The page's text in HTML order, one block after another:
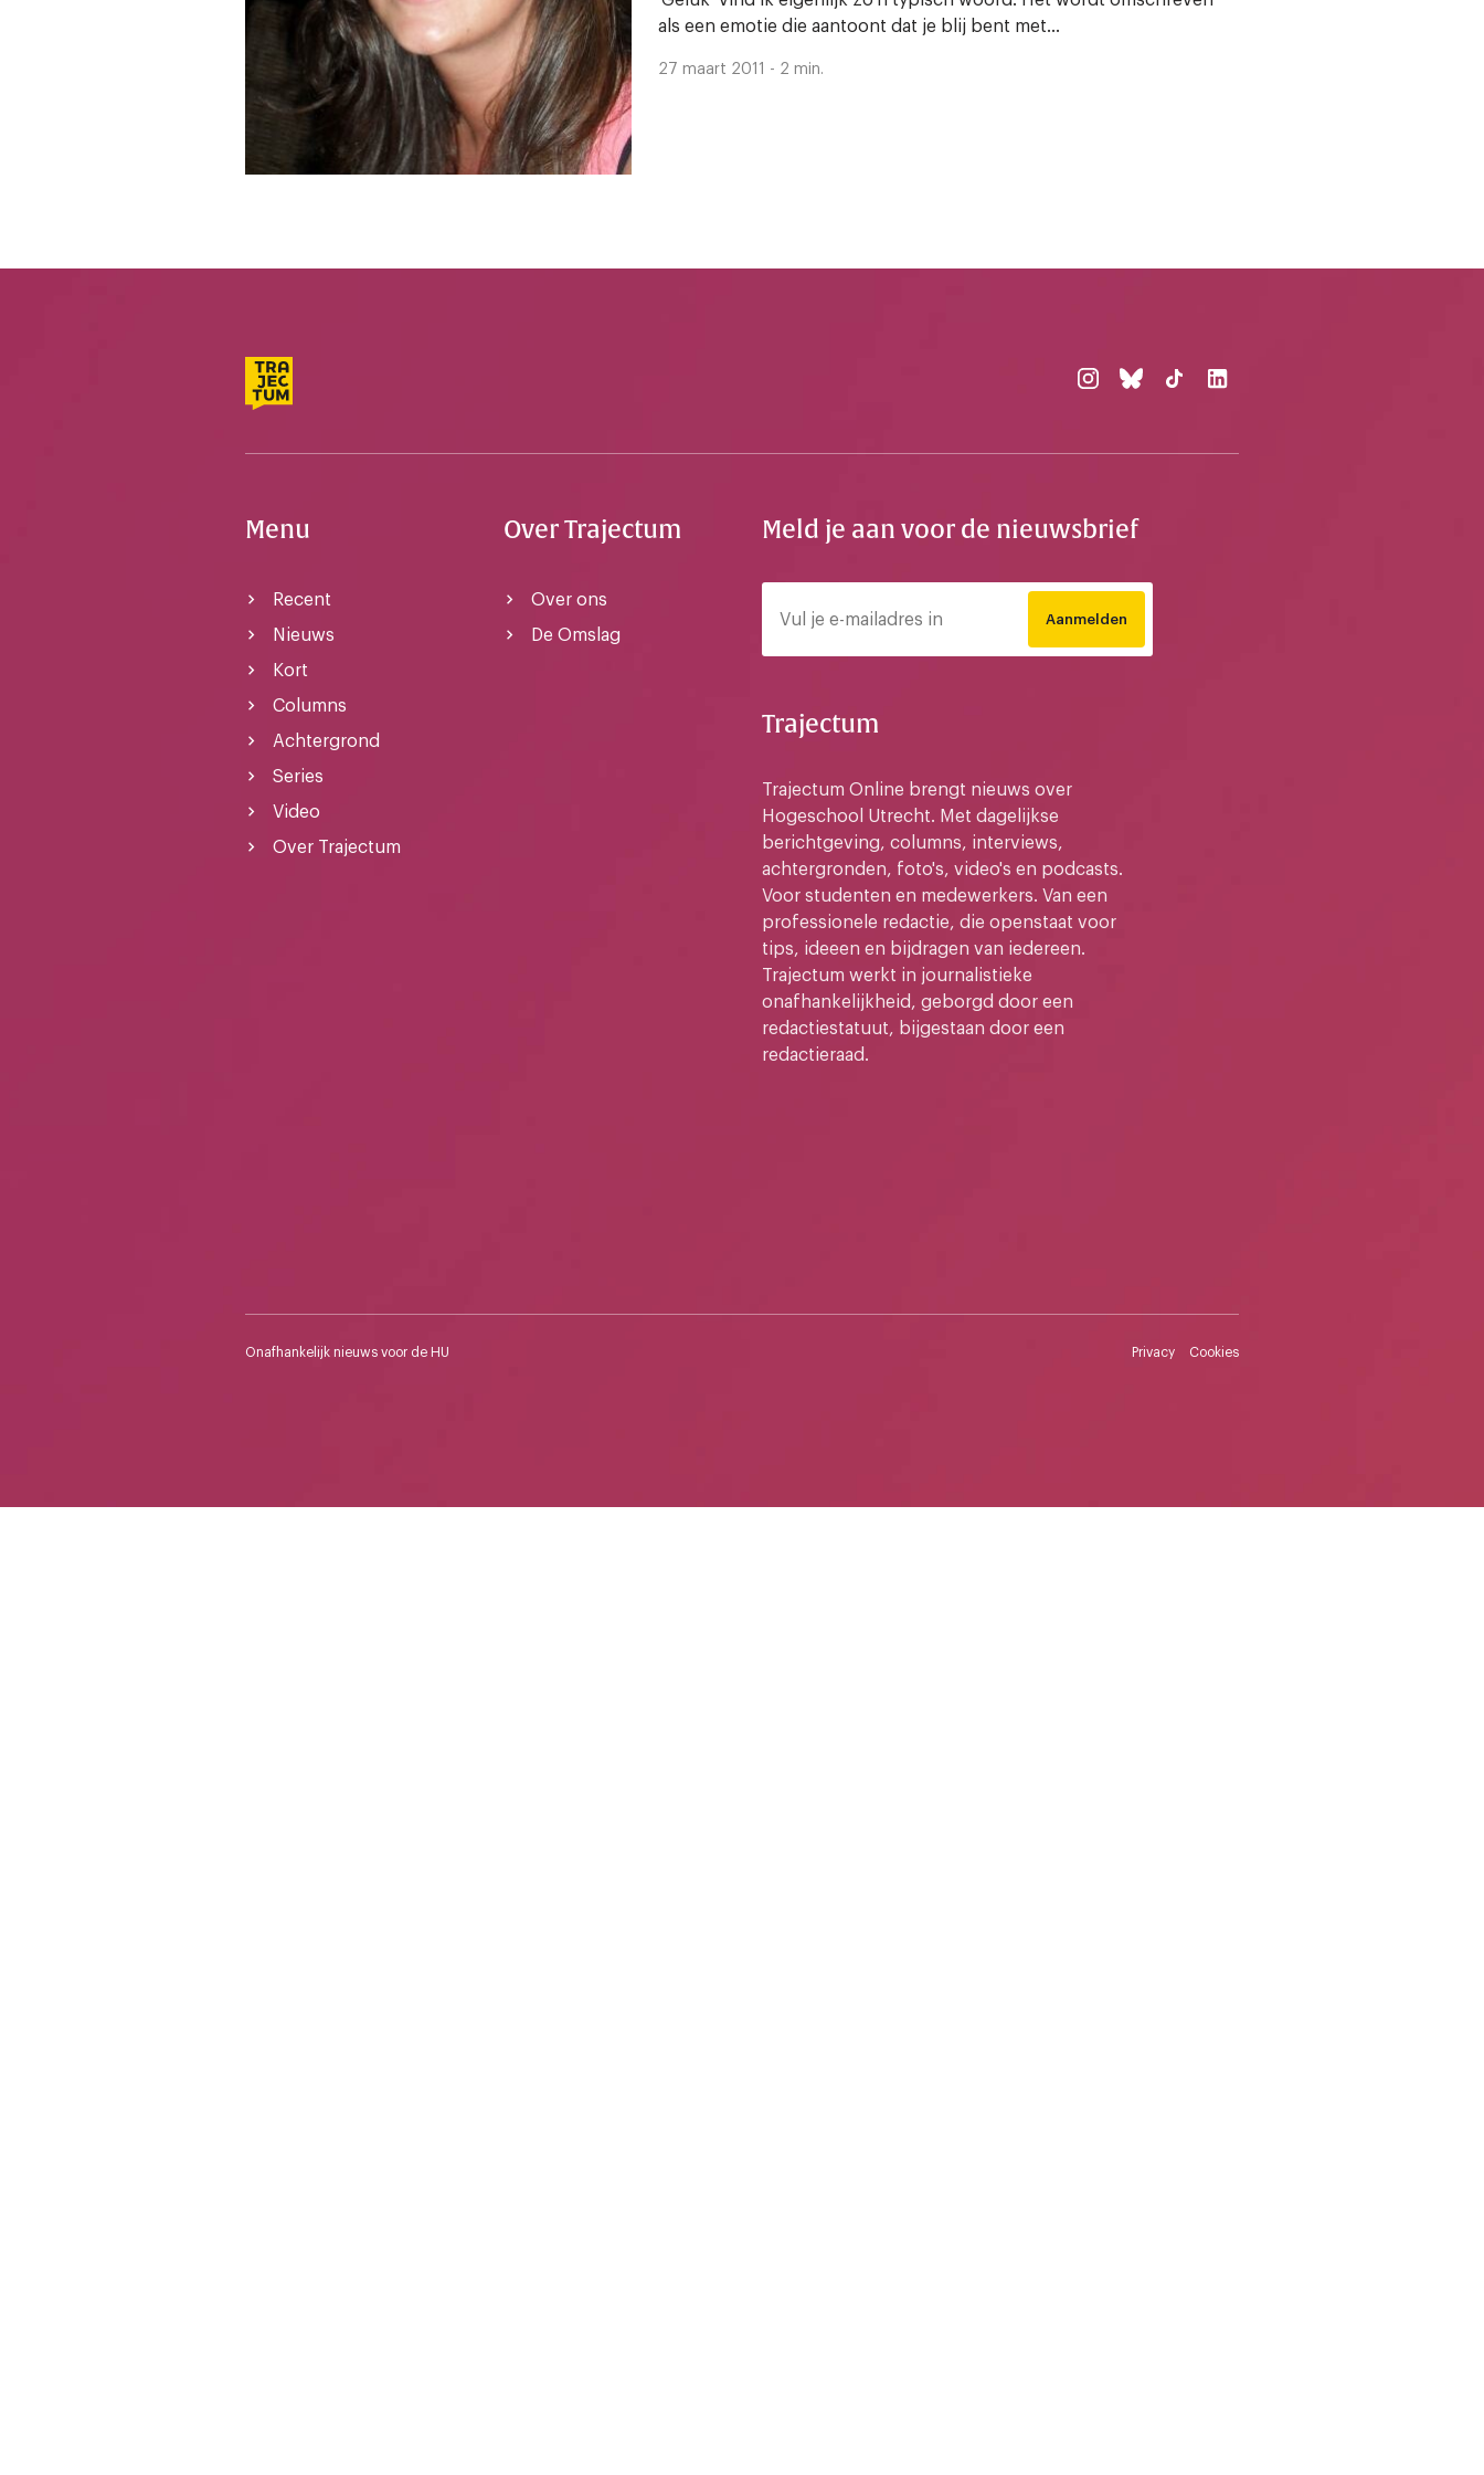
als een emotie die aantoont dat je blij bent met...
27 maart 2011 - 2 min.
Menu
Recent
Nieuws
Kort
Columns
Achtergrond
Series
Video
Over Trajectum
Over Trajectum
Over ons
De Omslag
Meld je aan voor de nieuwsbrief
Aanmelden
Trajectum
Trajectum Online brengt nieuws over
Hogeschool Utrecht. Met dagelijkse
berichtgeving, columns, interviews,
achtergronden, foto's, video's en podcasts.
Voor studenten en medewerkers. Van een
professionele redactie, die openstaat voor
tips, ideeen en bijdragen van iedereen.
Trajectum werkt in journalistieke
onafhankelijkheid, geborgd door een
redactiestatuut, bijgestaan door een
redactieraad.
Onafhankelijk nieuws voor de HU Privacy Cookies